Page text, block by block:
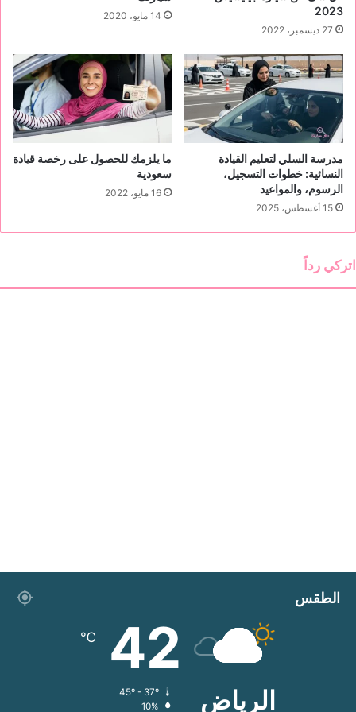
2023
27 ديسمبر، 2022
14 مايو، 2020
مدرسة السلي لتعليم القيادة
النسائية: خطوات التسجيل،
الرسوم، والمواعيد
15 أغسطس، 2025
ما يلزمك للحصول على رخصة قيادة
سعودية
16 مايو، 2022
اتركي رداً
الطقس
الرياض
42
℃
10%